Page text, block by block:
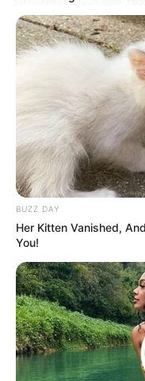
BUZZ DAY
Her Kitten Vanished,
You!